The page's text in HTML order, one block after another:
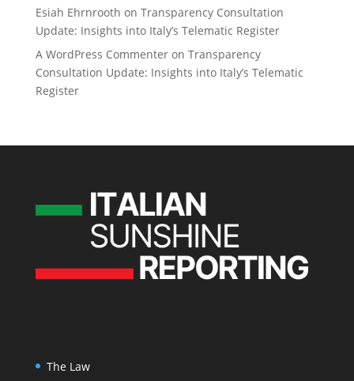
Esiah Ehrnrooth on Transparency Consultation
Update: Insights into Italy’s Telematic Register
A WordPress Commenteron Transparency
Consultation Update: Insights into Italy’s Telematic
Register
The Law